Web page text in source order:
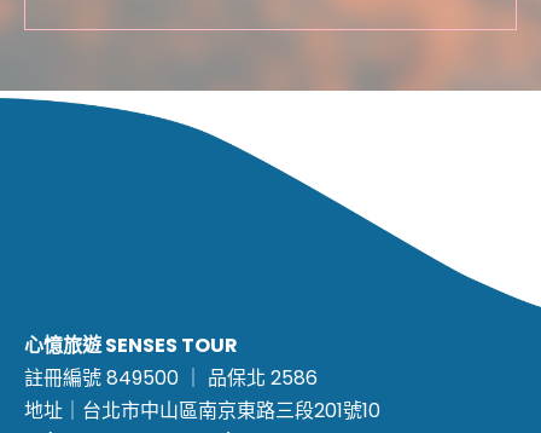
心憶旅遊 SENSES TOUR
註冊編號 849500 ｜ 品保北 2586
地址｜台北市中山區南京東路三段201號10